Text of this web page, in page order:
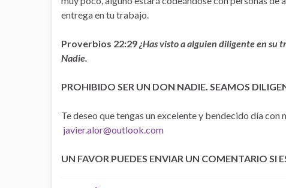
entrega en tu trabajo.
Proverbios 22:29¿Has visto a alguien diligente en su
Nadie.
PROHIBIDO SER UN DON NADIE. SEAMOS
Te deseo que tengas un excelente y bendecido día
javier.alor@outlook.com
UN FAVOR PUEDES ENVIAR UN COMENTARIO SI